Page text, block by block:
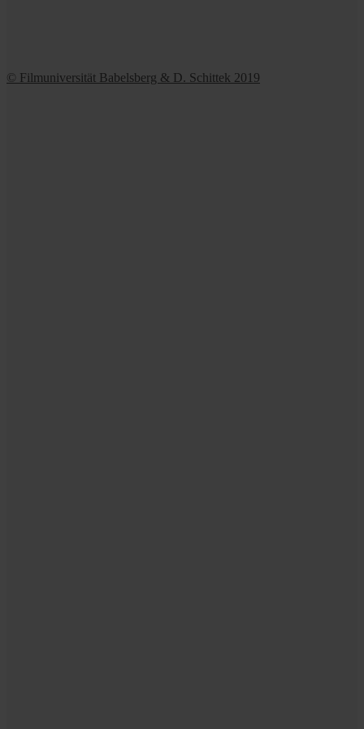
© Filmuniversität Babelsberg & D. Schittek 2019